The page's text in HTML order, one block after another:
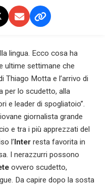
lingua. Ecco cosa ha
ultime settimane che
Thiago Motta e l’arrivo di
per lo scudetto, alla
e leader di spogliatoio”.
giornalista grande
e tra i più apprezzati del
l’Inter resta favorita in
I nerazzurri possono
ovvero scudetto,
Da capire dopo la sosta